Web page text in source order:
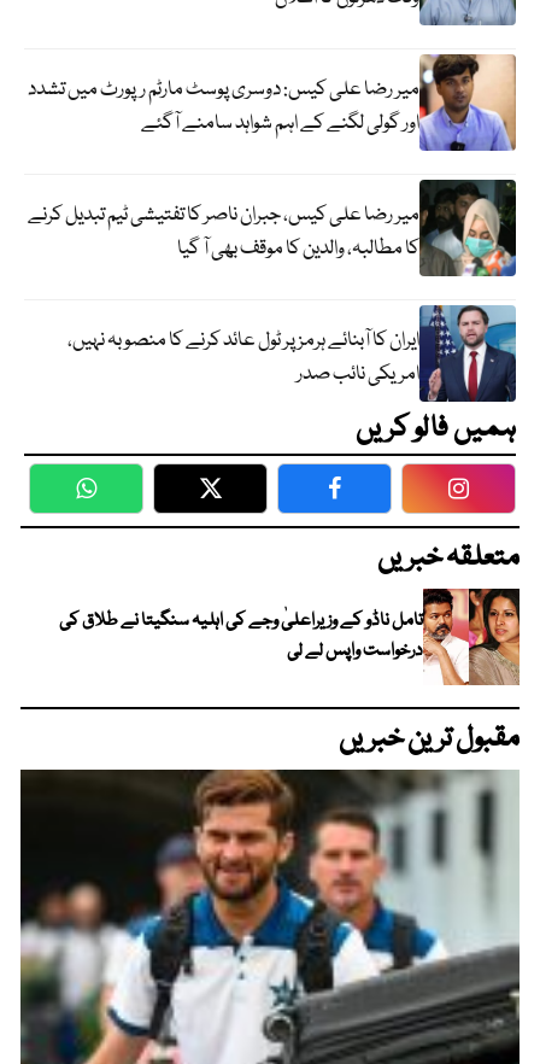
میر رضا علی کیس: دوسری پوسٹ مارٹم رپورٹ میں تشدد
اور گولی لگنے کے اہم شواہد سامنے آگئے
میر رضا علی کیس، جبران ناصر کا تفتیشی ٹیم تبدیل کرنے
کا مطالبہ، والدین کا موقف بھی آ گیا
ایران کا آبنائے ہرمز پر ٹول عائد کرنے کا منصوبہ نہیں،
امریکی نائب صدر
ہمیں فالو کریں
WhatsApp Twitter Facebook
متعلقہ خبریں
تامل ناڈو کے وزیراعلیٰ وجے کی اہلیہ سنگیتا نے طلاق کی
درخواست واپس لے لی
مقبول ترین خبریں